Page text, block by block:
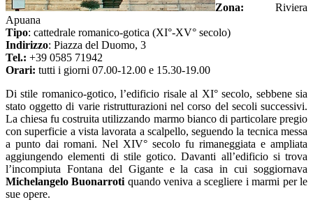
Zona: Riviera
Apuana
Tipo: cattedrale romanico-gotica (XI°-XV° secolo)
Indirizzo: Piazza del Duomo, 3
Tel.: +39 0585 71942
Orari: tutti i giorni 07.00-12.00 e 15.30-19.00
Di stile romanico-gotico, l’edificio risale al XI° secolo, sebbene sia
stato oggetto di varie ristrutturazioni nel corso del secoli successivi.
La chiesa fu costruita utilizzando marmo bianco di particolare pregio
con superficie a vista lavorata a scalpello, seguendo la tecnica messa
a punto dai romani. Nel XIV° secolo fu rimaneggiata e ampliata
aggiungendo elementi di stile gotico. Davanti all’edificio si trova
l’incompiuta Fontana del Gigante e la casa in cui soggiornava
Michelangelo Buonarroti quando veniva a scegliere i marmi per le
sue opere.